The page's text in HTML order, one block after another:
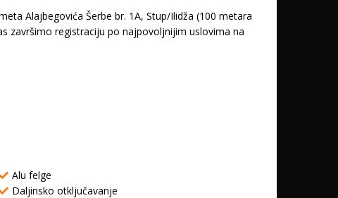
Alajbegovića Šerbe br. 1A, Stup/Ilidža (100 metara
završimo registraciju po najpovoljnijim uslovima na
Alu felge
Daljinsko otključavanje